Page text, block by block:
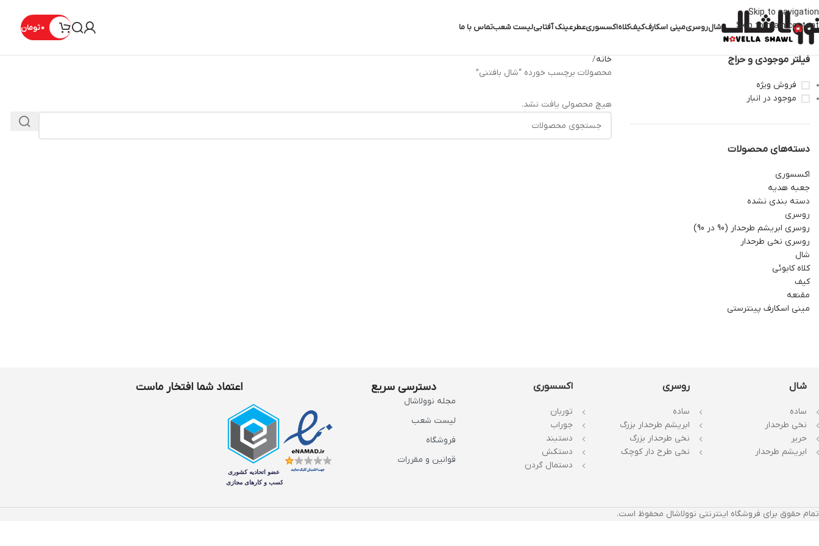
Skip to navigation
Skip to main content
شالروسریمینی اسکارفکیفکلاهاکسسوریعطرعینک آفتابیلیست شعبتماس با ما 0تومان
فیلتر موجودی و حراج
فروش ویژه
موجود در انبار
دسته‌های محصولات
اکسسوری
جعبه هدیه
دسته بندی نشده
روسری
روسری ابریشم طرحدار (90 در 90)
روسری نخی طرحدار
شال
کلاه کابوئی
کیف
مقنعه
مینی اسکارف پینترستی
خانه
محصولات برچسب خورده “شال بافتنی”
هیچ محصولی یافت نشد.
شال
ساده
نخی طرحدار
حریر
ابریشم طرحدار
روسری
ساده
ابریشم طرحدار بزرگ
نخی طرحدار بزرگ
نخی طرح دار کوچک
اکسسوری
توربان
جوراب
دستبند
دستکش
دستمال گردن
دسترسی سریع
مجله نوولاشال
لیست شعب
فروشگاه
قوانین و مقررات
اعتماد شما افتخار ماست
تمام حقوق برای فروشگاه اینترنتی نوولاشال محفوظ است.